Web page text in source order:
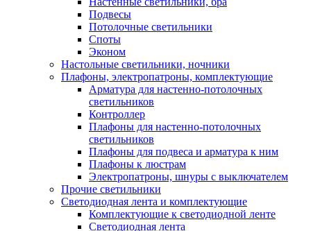
Подвесы
Потолочные светильники
Споты
Эконом
Настольные светильники, ночники
Плафоны, электропатроны, комплектующие
Арматура для настенно-потолочных
светильников
Контроллер
Плафоны для настенно-потолочных
светильников
Плафоны для подвеса и арматура к ним
Плафоны к люстрам
Электропатроны, шнуры с выключателем
Прочие светильники
Светодиодная лента и комплектующие
Комплектующие к светодиодной ленте
Светодиодная лента